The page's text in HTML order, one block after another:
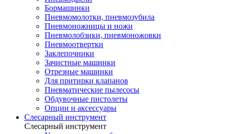
Бормашинки
Пневмомолотки, пневмозубила
Пневмоножницы и ножи
Пневмолобзики, пневмоножовки
Пневмоотвертки
Заклепочники
Зачистные машинки
Отрезные машинки
Для притирки клапанов
Пневматические пылесосы
Обдувочные пистолеты
Опции и аксессуары
Слесарный инструмент
Слесарный инструмент